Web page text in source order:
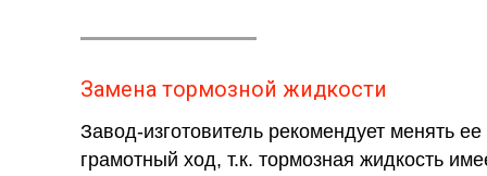
Замена тормозной жидкости
Завод-изготовитель рекомендует менять
грамотный ход, т.к. тормозная жидкость